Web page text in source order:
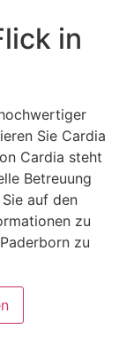
in
Sie Cardia
Cardia steht
Betreuung
auf den
zu
zu